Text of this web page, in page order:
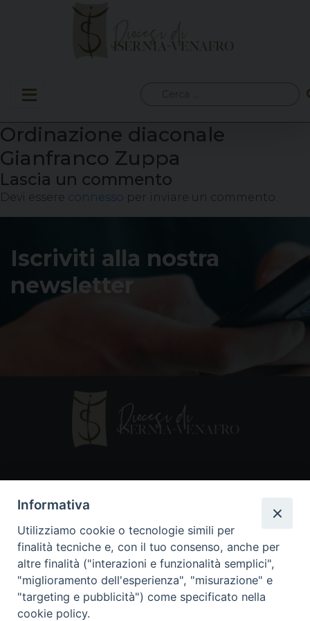
per:
Ordinazione diaconale
Gianfranco Zuppa
Lascia un commento
Devi essere connesso per inviare un commento.
Iscriviti alla nostra
newsletter
86170 Isernia
086550849
segreteria@diocesiiserniavenafro.it
I nostri social
Informativa
Utilizziamo cookie o tecnologie simili per
finalità tecniche e, con il tuo consenso, anche per
altre finalità ("interazioni e funzionalità semplici",
"miglioramento dell'esperienza", "misurazione" e
"targeting e pubblicità") come specificato nella
cookie policy.